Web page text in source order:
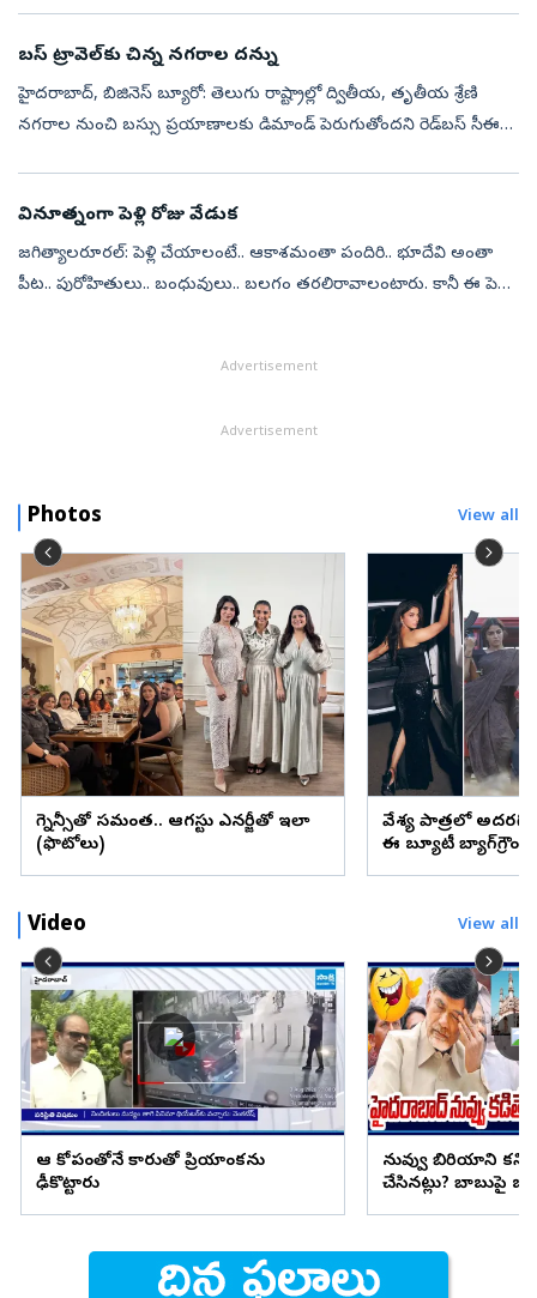
బస్‌ ట్రావెల్‌కు చిన్న నగరాల దన్ను
హైదరాబాద్, బిజినెస్‌ బ్యూరో: తెలుగు రాష్ట్రాల్లో ద్వితీయ, తృతీయ శ్రేణి
నగరాల నుంచి బస్సు ప్రయాణాలకు డిమాండ్‌ పెరుగుతోందని రెడ్‌బస్‌ సీఈవో
వినూత్నంగా పెళ్లి రోజు వేడుక
జగిత్యాలరూరల్‌: పెళ్లి చేయాలంటే.. ఆకాశమంతా పందిరి.. భూదేవి అంతా
పీట.. పురోహితులు.. బంధువులు.. బలగం తరలిరావాలంటారు. కానీ ఈ పెళ్లి
Advertisement
Advertisement
Photos View all
ప్రెగ్నెన్సీతో సమంత.. ఆగస్టు ఎనర్జీతో ఇలా
(ఫొటోలు)
వేశ్య పాత్రలో
ఈ బ్యూటీ
Video View all
ఆ కోపంతోనే కారుతో ప్రియాంకను
ఢీకొట్టారు
నువ్వు బిరియాని
చేసినట్లు? బాబుపై